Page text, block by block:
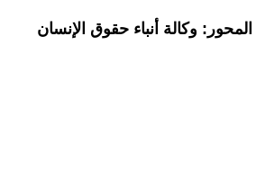
وكالة أنباء حقوق الإنسان